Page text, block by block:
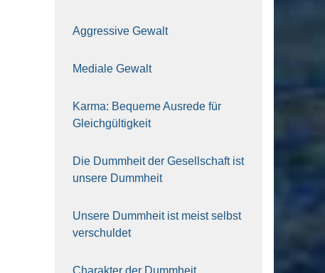
Aggres­si­ve Gewalt
Media­le Gewalt
Kar­ma: Beque­me Aus­re­de für
Gleich­gül­tig­keit
Die Dumm­heit der Gesell­schaft ist
unse­re Dumm­heit
Unse­re Dumm­heit ist meist selbst
ver­schul­det
Cha­rak­ter der Dumm­heit